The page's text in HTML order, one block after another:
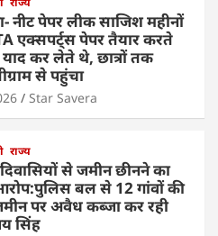
नीट पेपर लीक साजिश महीनों
एक्सपर्ट्स पेपर तैयार करते
कर लेते थे, छात्रों तक
से पहुंचा
Star Savera
राज्य
से जमीन छीनने का
बल से 12 गांवों की
पर अवैध कब्जा कर रही
सिंह